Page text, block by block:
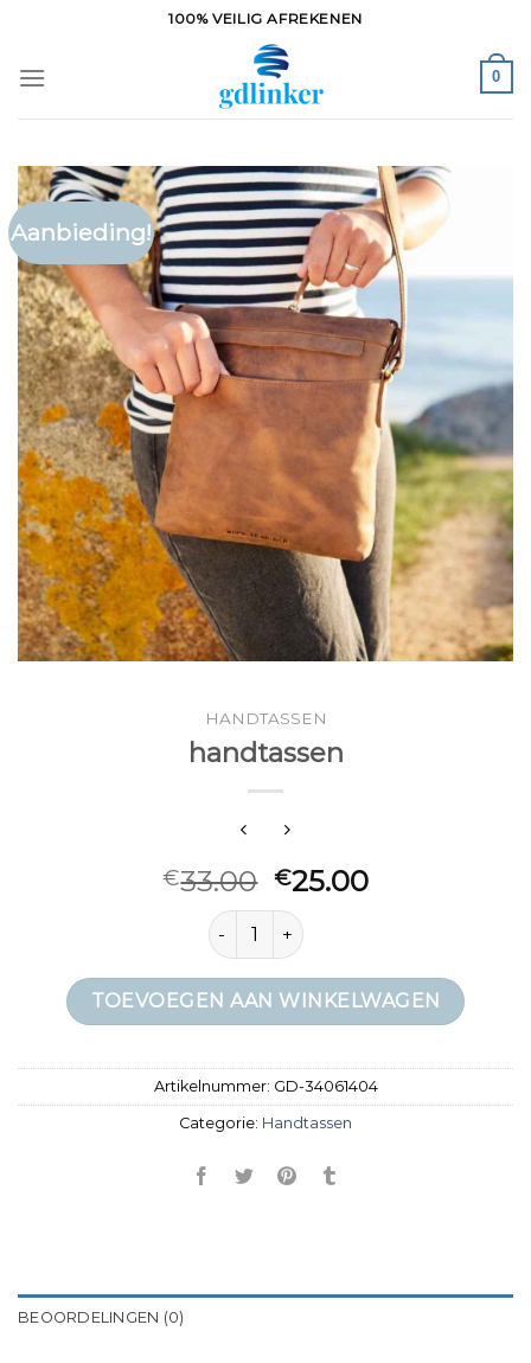
inhoud
100% VEILIG AFREKENEN
0
Aanbieding!
HANDTASSEN
handtassen
€33.00 €25.00
handtassen aantal
TOEVOEGEN AAN WINKELWAGEN
Artikelnummer: GD-34061404
Categorie: Handtassen
BEOORDELINGEN (0)